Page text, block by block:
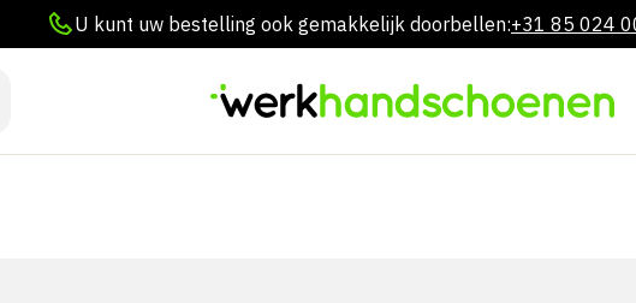
U kunt uw bestelling ook gemakkelijk doorbellen:+31 85 024